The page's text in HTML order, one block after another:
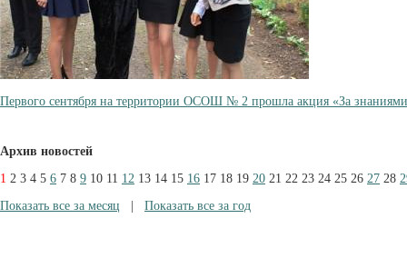
Первого сентября на территории ОСОШ № 2 прошла акция «За
Архив новостей
1 2 3 4 5 6 7 8 9 10 11 12 13 14 15 16 17 18 19 20 21 22 23 24 25 26 27 28
Показать все за месяц
Показать все за год